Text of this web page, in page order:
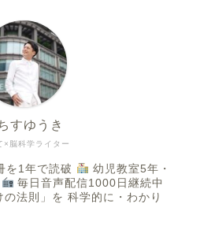
×脳科学ライター
すゆうき
を1年で読破
幼児教室5年・
毎日音声配信1000日継続中
の法則」を 科学的に・わかり